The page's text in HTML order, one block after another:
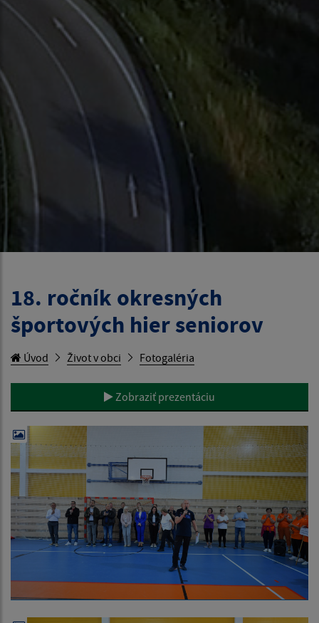
18. ročník okresných
športových hier seniorov
Úvod Život v obci Fotogaléria
Zobraziť prezentáciu